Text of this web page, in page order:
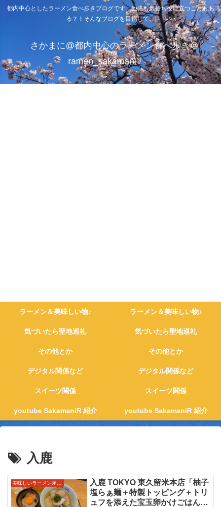
都内中心としたラーメン食べ歩きブログです。他にも気持ち役に立つこともあ
る？！そんなブログを目指して。
さかまに@都内中心のラーメン食べ歩き＠
ramen_sakamani
ラーメン＆美味しい物♪ ラーメン＆美味しい物♪
気づいたら聖地巡礼 気づいたら聖地巡礼
その他とか その他とか
デジタル関係など デジタル関係など
スイーツ関係 スイーツ関係
youtube SakamaniR 紹介 youtube SakamaniR 紹介
入鹿
入鹿 TOKYO 東久留米本店「柚子
塩らぁ麺＋特製トッピング＋トリ
ュフを添えた宝玉卵かけごはん」